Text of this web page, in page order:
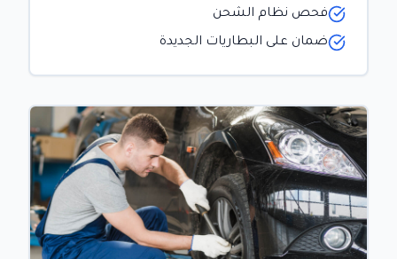
فحص نظام الشحن
ضمان على البطاريات الجديدة